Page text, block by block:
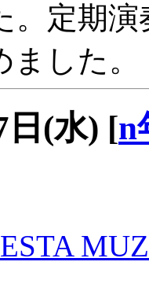
。定期
した。
日(水) [n